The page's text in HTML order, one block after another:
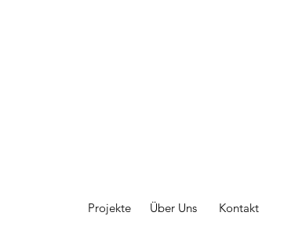
Projekte Über Uns Kontakt